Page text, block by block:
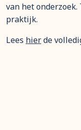
van het
praktijk.
Lees hierde